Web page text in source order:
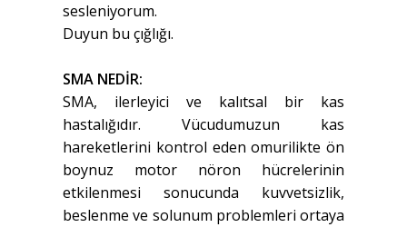
sesleniyorum.
Duyun bu çığlığı.
SMA NEDİR:
SMA, ilerleyici ve kalıtsal bir kas
hastalığıdır. Vücudumuzun kas
hareketlerini kontrol eden omurilikte ön
boynuz motor nöron hücrelerinin
etkilenmesi sonucunda kuvvetsizlik,
beslenme ve solunum problemleri ortaya